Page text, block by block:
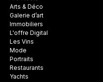
Arts & Déco
Galerie d’art
Immobiliers
L'offre Digital
Les Vins
Mode
Portraits
Restaurants
Yachts